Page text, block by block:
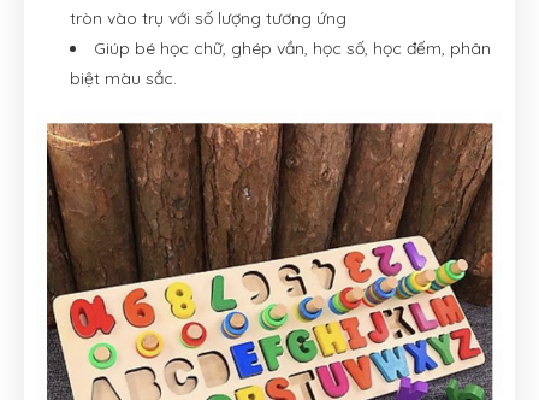
tròn vào trụ với số lượng tương ứng
Giúp bé học chữ, ghép vần, học số, học đếm, phân
biệt màu sắc.